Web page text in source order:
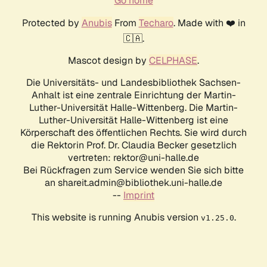
Protected by AnubisFrom Techaro. Made with ❤️ in
🇨🇦.
Mascot design by CELPHASE.
Die Universitäts- und Landesbibliothek Sachsen-
Anhalt ist eine zentrale Einrichtung der Martin-
Luther-Universität Halle-Wittenberg. Die Martin-
Luther-Universität Halle-Wittenberg ist eine
Körperschaft des öffentlichen Rechts. Sie wird durch
die Rektorin Prof. Dr. Claudia Becker gesetzlich
vertreten: rektor@uni-halle.de
Bei Rückfragen zum Service wenden Sie sich bitte
an shareit.admin@bibliothek.uni-halle.de
-- Imprint
This website is running Anubis version v1.25.0.